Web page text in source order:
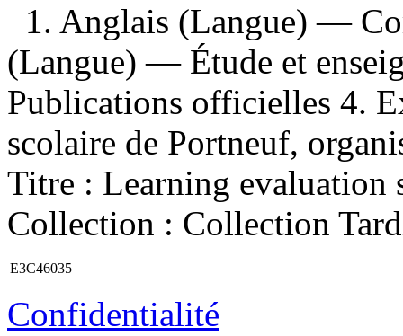
1. Anglais (Langue) —
(Langue) — Étude et
Publications officielles 4.
scolaire de Portneuf,
Titre : Learning
Collection : Collection
E3C46035
Confidentialité